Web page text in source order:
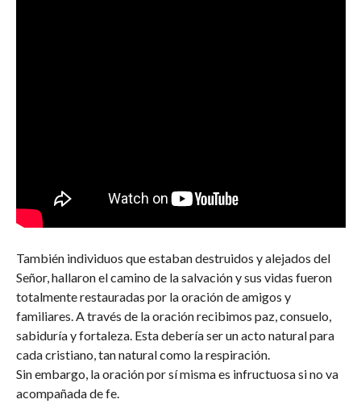
También individuos que estaban destruidos y alejados del
Señor, hallaron el camino de la salvación y sus vidas fueron
totalmente restauradas por la oración de amigos y
familiares. A través de la oración recibimos paz, consuelo,
sabiduría y fortaleza. Esta debería ser un acto natural para
cada cristiano, tan natural como la respiración.
Sin embargo, la oración por sí misma es infructuosa si no va
acompañada de fe.